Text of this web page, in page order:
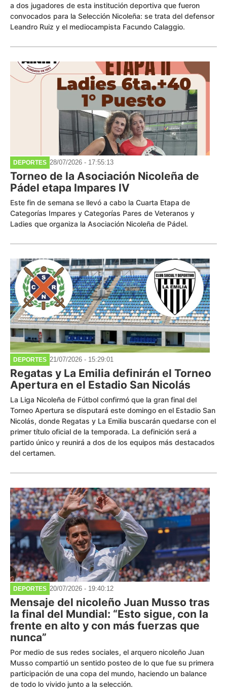
a dos jugadores de esta institución deportiva que fueron
convocados para la Selección Nicoleña: se trata del defensor
Leandro Ruiz y el mediocampista Facundo Calaggio.
DEPORTES 28/07/2026 - 17:55:13
Torneo de la Asociación Nicoleña de
Pádel etapa Impares IV
Este fin de semana se llevó a cabo la Cuarta Etapa de
Categorías Impares y Categorías Pares de Veteranos y
Ladies que organiza la Asociación Nicoleña de Pádel.
DEPORTES 21/07/2026 - 15:29:01
Regatas y La Emilia definirán el Torneo
Apertura en el Estadio San Nicolás
La Liga Nicoleña de Fútbol confirmó que la gran final del
Torneo Apertura se disputará este domingo en el Estadio San
Nicolás, donde Regatas y La Emilia buscarán quedarse con el
primer título oficial de la temporada. La definición será a
partido único y reunirá a dos de los equipos más destacados
del certamen.
DEPORTES 20/07/2026 - 19:40:12
Mensaje del nicoleño Juan Musso tras
la final del Mundial: “Esto sigue, con la
frente en alto y con más fuerzas que
nunca”
Por medio de sus redes sociales, el arquero nicoleño Juan
Musso compartió un sentido posteo de lo que fue su primera
participación de una copa del mundo, haciendo un balance
de todo lo vivido junto a la selección.